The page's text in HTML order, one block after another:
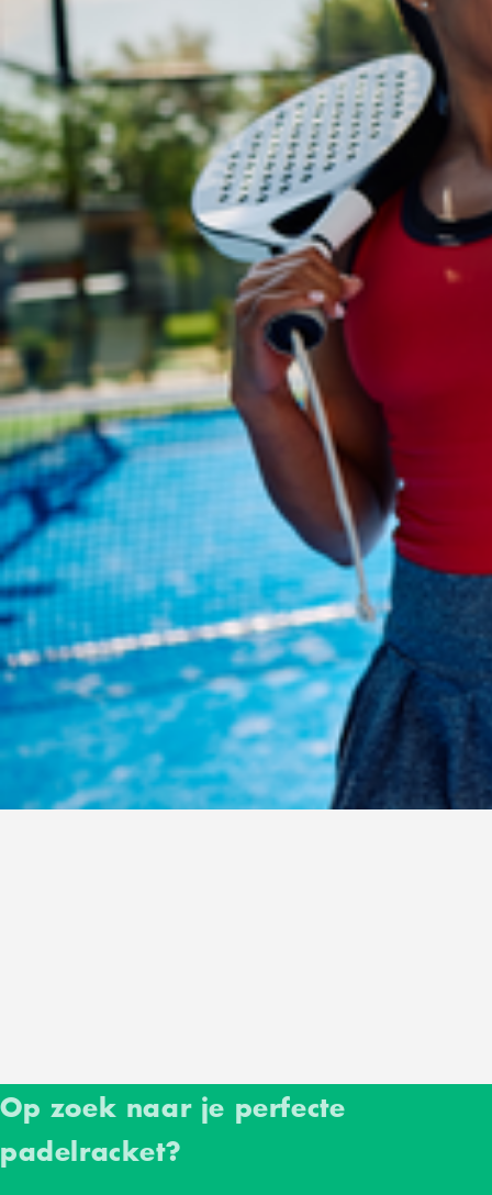
Op zoek naar je perfecte
padelracket?